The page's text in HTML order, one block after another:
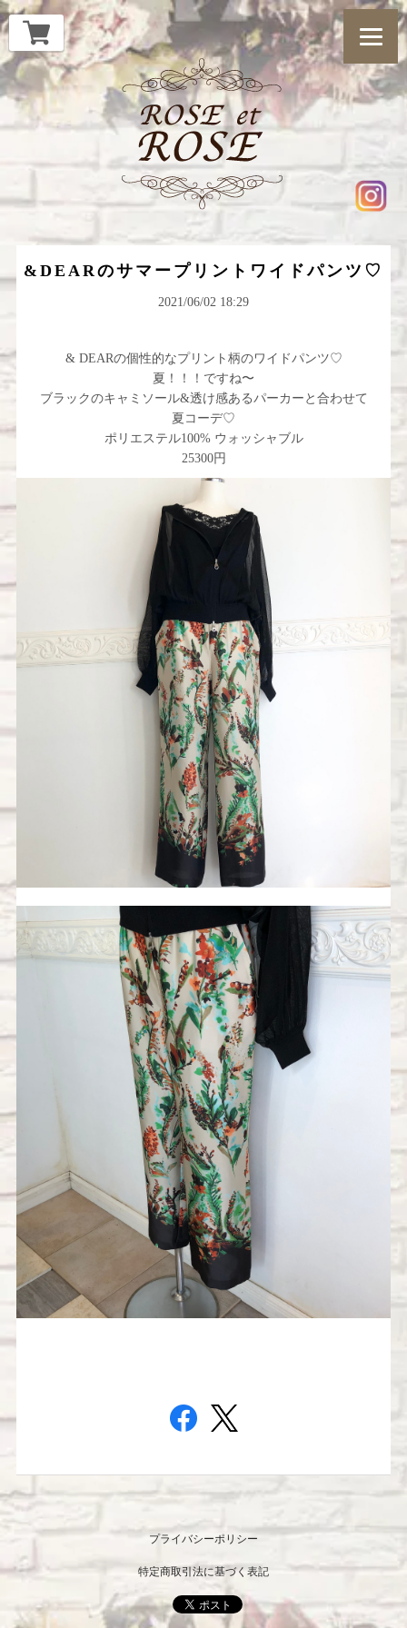
&DEARのサマープリントワイドパンツ♡
2021/06/02 18:29
& DEARの個性的なプリント柄のワイドパンツ♡
夏！！！ですね〜
ブラックのキャミソール&透け感あるパーカーと合わせて
夏コーデ♡
ポリエステル100% ウォッシャブル
25300円
プライバシーポリシー
特定商取引法に基づく表記